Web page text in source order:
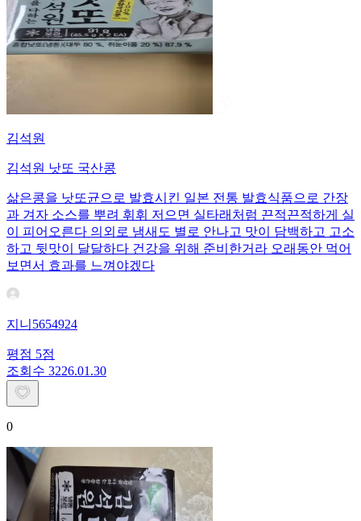
김석원
김석원 낫또 국산콩
삶은콩을 낫또균으로 발효시킨 일본 전통 발효식품으로 간장
과 겨자 소스를 뿌려 휘휘 저으면 실타래처럼 끈적끈적하게 실
이 피어오른다 의외로 냄새도 별로 안나고 맛이 담백하고 고소
하고 뒷맛이 달달하다 건강을 위해 준비한거라 오래동안 먹어
보면서 효과를 느껴야겠다
지니5654924
평점 5점
조회수 3226.01.30
0